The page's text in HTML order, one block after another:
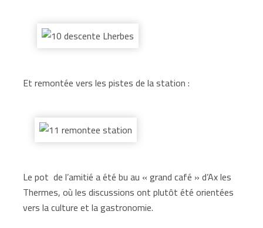
Et remontée vers les pistes de la station :
Le pot de l’amitié a été bu au « grand café » d’Ax les
Thermes, où les discussions ont plutôt été orientées
vers la culture et la gastronomie.